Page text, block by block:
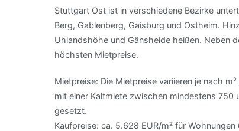
Stuttgart Ost ist in verschiedene Bezirke
Berg, Gablenberg, Gaisburg und Ostheim.
Uhlandshöhe und Gänsheide heißen. Neben
höchsten Mietpreise.
Mietpreise: Die Mietpreise variieren je nach
mit einer Kaltmiete zwischen mindestens 750
gesetzt.
Kaufpreise: ca. 5.628 EUR/m² für Wohnungen